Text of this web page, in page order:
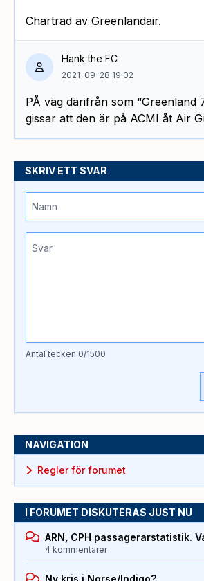
Chartrad av Greenlandair.
Hank the FC
2021-09-28 19:02
PÅ väg därifrån som “Greenland
gissar att den är på ACMI åt Air
SKRIV ETT SVAR
Antal tecken 0/1500
NAVIGATION
Regler för forumet
I FORUMET DISKUTERAS JUST NU
ARN, CPH passagerarstatistik.
4 kommentarer
Ny kris i Norse/Indigo?